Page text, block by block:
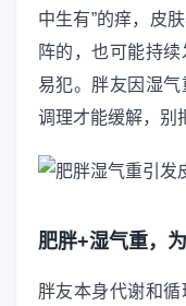
中生有”的痒，皮
阵的，也可能持
易犯。胖友因湿
调理才能缓解，别
肥胖+湿气重，
胖友本身代谢和